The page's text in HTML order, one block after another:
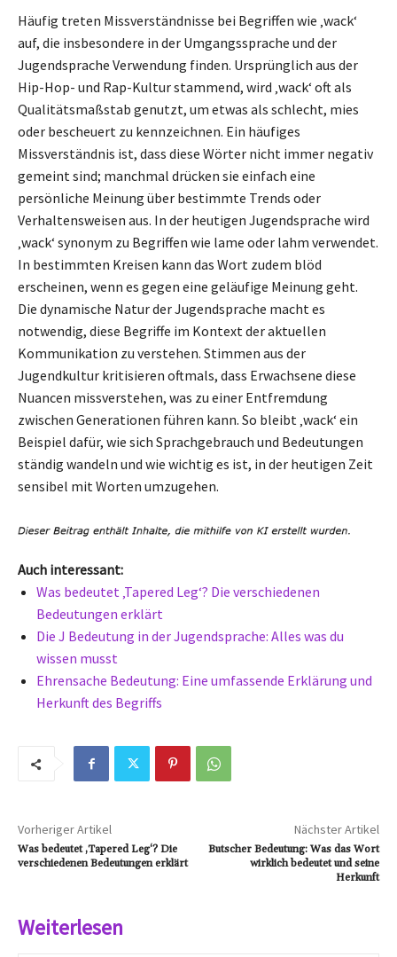
Häufig treten Missverständnisse bei Begriffen wie ‚wack‘
auf, die insbesondere in der Umgangssprache und der
Jugendsprache Verwendung finden. Ursprünglich aus der
Hip-Hop- und Rap-Kultur stammend, wird ‚wack‘ oft als
Qualitätsmaßstab genutzt, um etwas als schlecht, mies
oder bescheuert zu kennzeichnen. Ein häufiges
Missverständnis ist, dass diese Wörter nicht immer negativ
gemeint sind; manchmal drücken sie einfach eine
persönliche Meinung über bestimmte Trends oder
Verhaltensweisen aus. In der heutigen Jugendsprache wird
‚wack‘ synonym zu Begriffen wie lame oder lahm verwendet.
In bestimmten Kreisen kann das Wort zudem blöd
erscheinen, wenn es gegen eine geläufige Meinung geht.
Die dynamische Natur der Jugendsprache macht es
notwendig, diese Begriffe im Kontext der aktuellen
Kommunikation zu verstehen. Stimmen aus der
Jugendkultur kritisieren oftmals, dass Erwachsene diese
Nuancen missverstehen, was zu einer Entfremdung
zwischen Generationen führen kann. So bleibt ‚wack‘ ein
Beispiel dafür, wie sich Sprachgebrauch und Bedeutungen
ständig wandeln und wie wichtig es ist, in der heutigen Zeit
sensibel mit Worten umzugehen.
Auch interessant:
Was bedeutet ‚Tapered Leg‘? Die verschiedenen
Bedeutungen erklärt
Die J Bedeutung in der Jugendsprache: Alles was du
wissen musst
Ehrensache Bedeutung: Eine umfassende Erklärung und
Herkunft des Begriffs
Vorheriger Artikel
Was bedeutet ‚Tapered Leg‘? Die
verschiedenen Bedeutungen erklärt
Nächster Artikel
Butscher Bedeutung: Was das Wort
wirklich bedeutet und seine
Herkunft
Weiterlesen